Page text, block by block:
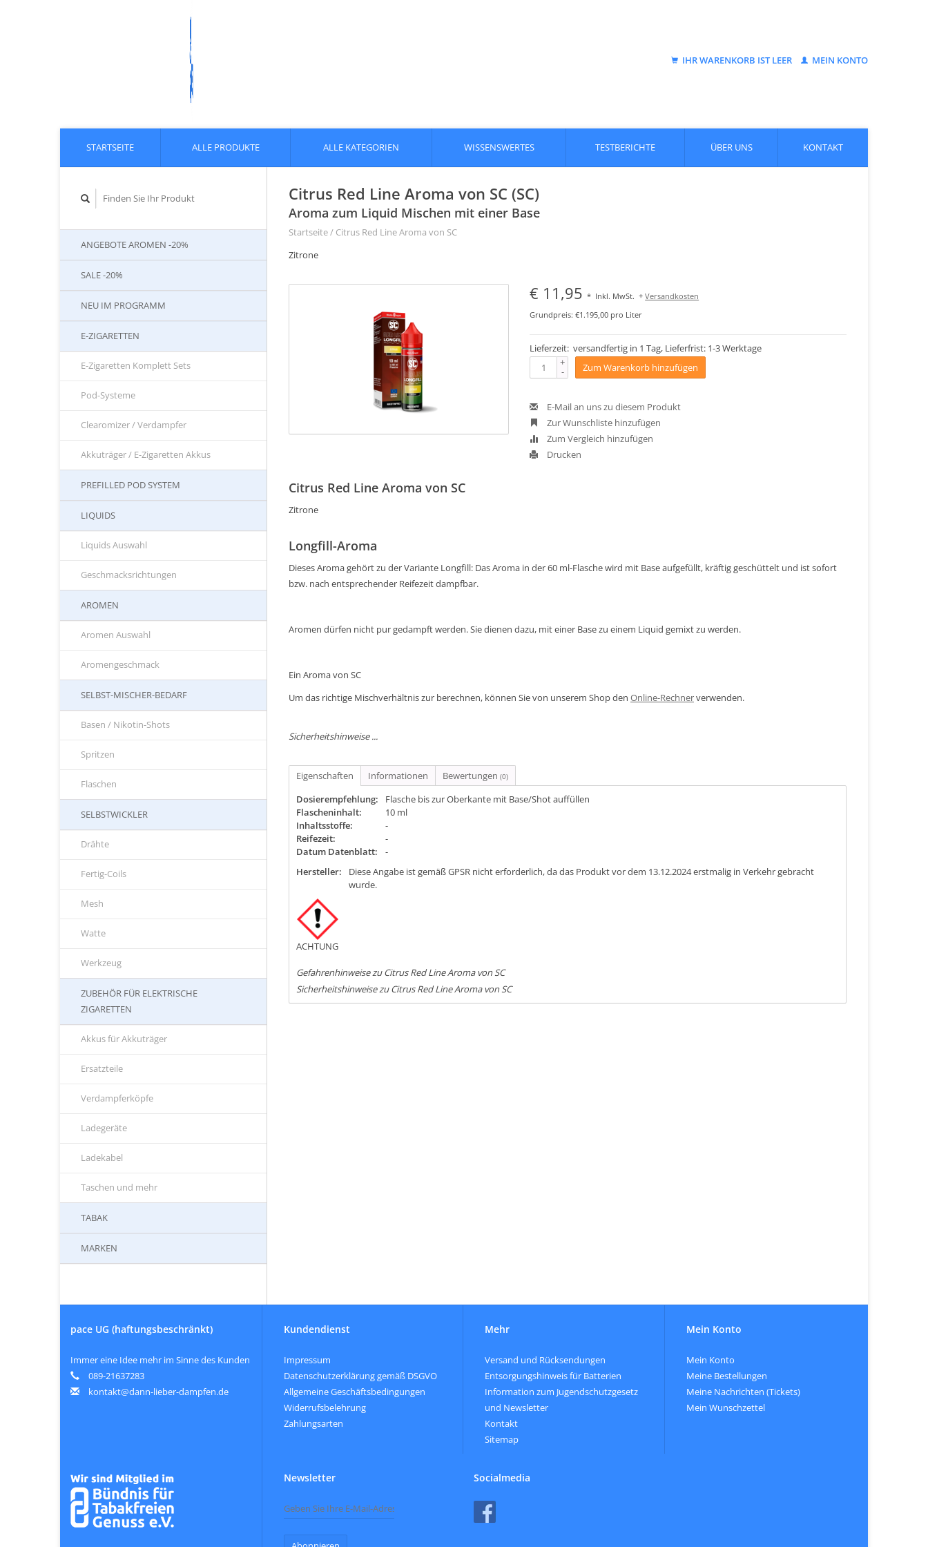
IHR WARENKORB IST LEER MEIN KONTO
STARTSEITE ALLE PRODUKTE ALLE KATEGORIEN WISSENSWERTES TESTBERICHTE ÜBER UNS KONTAKT
ANGEBOTE AROMEN -20%
SALE -20%
NEU IM PROGRAMM
E-ZIGARETTEN
E-Zigaretten Komplett Sets
Pod-Systeme
Clearomizer / Verdampfer
Akkuträger / E-Zigaretten Akkus
PREFILLED POD SYSTEM
LIQUIDS
Liquids Auswahl
Geschmacksrichtungen
AROMEN
Aromen Auswahl
Aromengeschmack
SELBST-MISCHER-BEDARF
Basen / Nikotin-Shots
Spritzen
Flaschen
SELBSTWICKLER
Drähte
Fertig-Coils
Mesh
Watte
Werkzeug
ZUBEHÖR FÜR ELEKTRISCHE
ZIGARETTEN
Akkus für Akkuträger
Ersatzteile
Verdampferköpfe
Ladegeräte
Ladekabel
Taschen und mehr
TABAK
MARKEN
Citrus Red Line Aroma von SC (SC)
Aroma zum Liquid Mischen mit einer Base
Startseite/ Citrus Red Line Aroma von SC
Zitrone
€ 11,95* Inkl. MwSt. +Versandkosten
Grundpreis: €1.195,00 pro Liter
Lieferzeit: versandfertig in 1 Tag, Lieferfrist: 1-3 Werktage
+
- Zum Warenkorb hinzufügen
E-Mail an uns zu diesem Produkt
Zur Wunschliste hinzufügen
Zum Vergleich hinzufügen
Drucken
Citrus Red Line Aroma von SC
Zitrone
Longfill-Aroma
Dieses Aroma gehört zu der Variante Longfill: Das Aroma in der 60 ml-Flasche wird mit Base aufgefüllt, kräftig geschüttelt und ist sofort
bzw. nach entsprechender Reifezeit dampfbar.
Aromen dürfen nicht pur gedampft werden. Sie dienen dazu, mit einer Base zu einem Liquid gemixt zu werden.
Ein Aroma von SC
Um das richtige Mischverhältnis zur berechnen, können Sie von unserem Shop den Online-Rechnerverwenden.
Sicherheitshinweise ...
Eigenschaften Informationen Bewertungen (0)
Dosierempfehlung:
Flasche bis zur Oberkante mit Base/Shot auffüllen
Flascheninhalt:
10 ml
Inhaltsstoffe:
-
Reifezeit:
-
Datum Datenblatt:
-
Hersteller:
Diese Angabe ist gemäß GPSR nicht erforderlich, da das Produkt vor dem 13.12.2024 erstmalig in Verkehr gebracht
wurde.
ACHTUNG
Gefahrenhinweise zu Citrus Red Line Aroma von SC
Sicherheitshinweise zu Citrus Red Line Aroma von SC
pace UG (haftungsbeschränkt)
Immer eine Idee mehr im Sinne des Kunden
089-21637283
kontakt@dann-lieber-dampfen.de
Kundendienst
Impressum
Datenschutzerklärung gemäß DSGVO
Allgemeine Geschäftsbedingungen
Widerrufsbelehrung
Zahlungsarten
Mehr
Versand und Rücksendungen
Entsorgungshinweis für Batterien
Information zum Jugendschutzgesetz
und Newsletter
Kontakt
Sitemap
Mein Konto
Mein Konto
Meine Bestellungen
Meine Nachrichten (Tickets)
Mein Wunschzettel
Newsletter Socialmedia